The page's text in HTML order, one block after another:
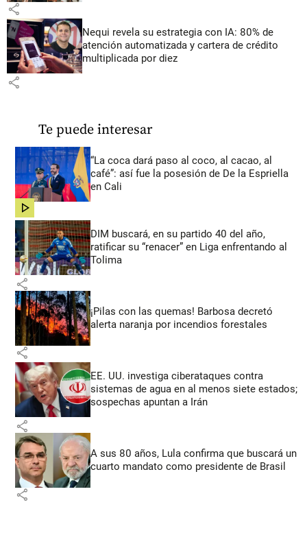
share
Nequi revela su estrategia con IA: 80% de
atención automatizada y cartera de crédito
multiplicada por diez
share
Te puede interesar
“La coca dará paso al coco, al cacao, al
café”: así fue la posesión de De la Espriella
en Cali
share
DIM buscará, en su partido 40 del año,
ratificar su “renacer” en Liga enfrentando al
Tolima
share
¡Pilas con las quemas! Barbosa decretó
alerta naranja por incendios forestales
share
EE. UU. investiga ciberataques contra
sistemas de agua en al menos siete estados;
sospechas apuntan a Irán
share
A sus 80 años, Lula confirma que buscará un
cuarto mandato como presidente de Brasil
share